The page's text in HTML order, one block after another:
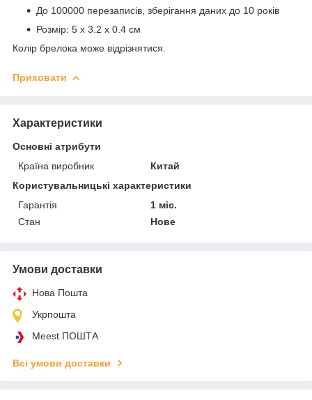
До 100000 перезаписів, зберігання даних до 10 років
Розмір: 5 х 3.2 х 0.4 см
Колір брелока може відрізнятися.
Приховати
Характеристики
Основні атрибути
Країна виробник
Китай
Користувальницькі характеристики
Гарантія
1 міс.
Стан
Нове
Умови доставки
Нова Пошта
Укрпошта
Meest ПОШТА
Всі умови доставки